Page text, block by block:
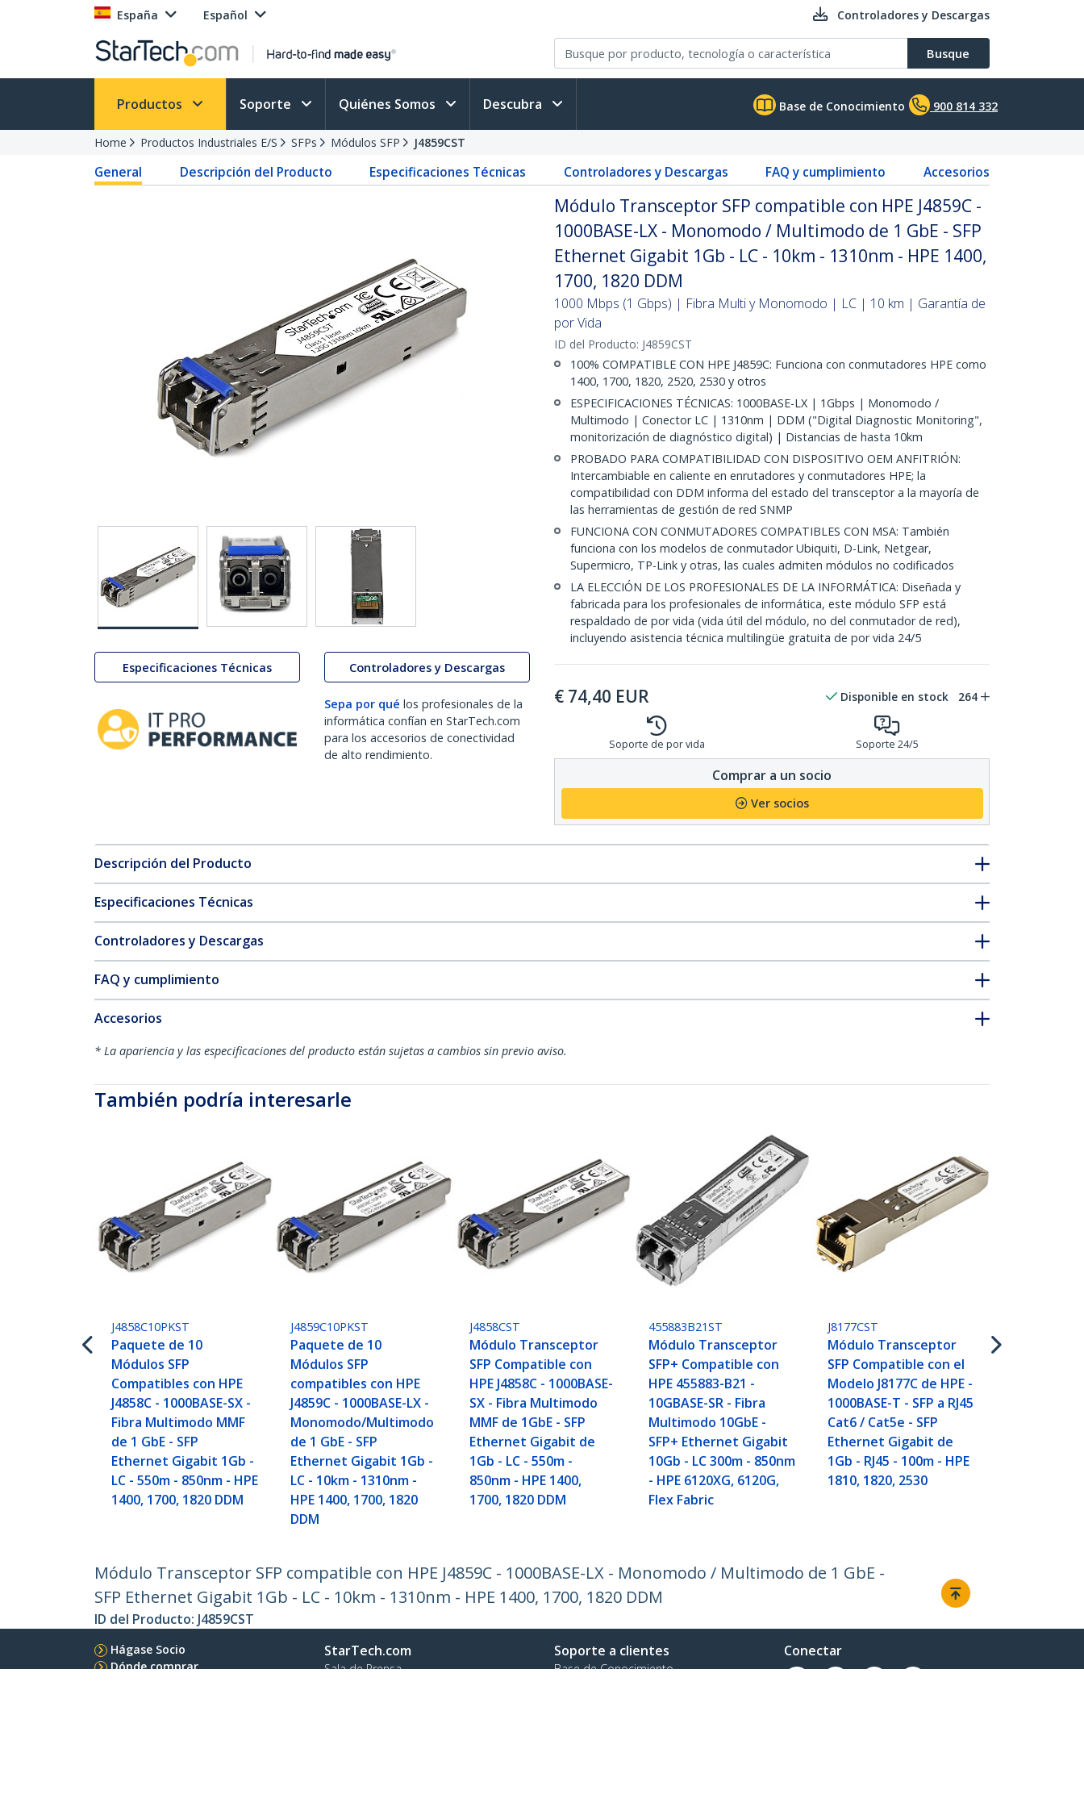
España Español Controladores y Descargas
Busque
Productos Soporte Quiénes Somos Descubra Base de Conocimiento 900 814 332
Home Productos Industriales E/S SFPs Módulos SFP J4859CST
General Descripción del Producto Especificaciones Técnicas Controladores y Descargas FAQ y cumplimiento Accesorios
Especificaciones Técnicas Controladores y Descargas
Sepa por qué los profesionales de la
informática confían en StarTech.com
para los accesorios de conectividad
de alto rendimiento.
Módulo Transceptor SFP compatible con HPE J4859C -
1000BASE-LX - Monomodo / Multimodo de 1 GbE - SFP
Ethernet Gigabit 1Gb - LC - 10km - 1310nm - HPE 1400,
1700, 1820 DDM
1000 Mbps (1 Gbps) | Fibra Multi y Monomodo | LC | 10 km | Garantía de
por Vida
ID del Producto: J4859CST
100% COMPATIBLE CON HPE J4859C: Funciona con conmutadores HPE como
1400, 1700, 1820, 2520, 2530 y otros
ESPECIFICACIONES TÉCNICAS: 1000BASE-LX | 1Gbps | Monomodo /
Multimodo | Conector LC | 1310nm | DDM ("Digital Diagnostic Monitoring",
monitorización de diagnóstico digital) | Distancias de hasta 10km
PROBADO PARA COMPATIBILIDAD CON DISPOSITIVO OEM ANFITRIÓN:
Intercambiable en caliente en enrutadores y conmutadores HPE; la
compatibilidad con DDM informa del estado del transceptor a la mayoría de
las herramientas de gestión de red SNMP
FUNCIONA CON CONMUTADORES COMPATIBLES CON MSA: También
funciona con los modelos de conmutador Ubiquiti, D-Link, Netgear,
Supermicro, TP-Link y otras, las cuales admiten módulos no codificados
LA ELECCIÓN DE LOS PROFESIONALES DE LA INFORMÁTICA: Diseñada y
fabricada para los profesionales de informática, este módulo SFP está
respaldado de por vida (vida útil del módulo, no del conmutador de red),
incluyendo asistencia técnica multilingüe gratuita de por vida 24/5
€ 74,40 EUR Disponible en stock 264
Soporte de por vida Soporte 24/5
Comprar a un socio
Ver socios
Descripción del Producto
Especificaciones Técnicas
Controladores y Descargas
FAQ y cumplimiento
Accesorios
* La apariencia y las especificaciones del producto están sujetas a cambios sin previo aviso.
También podría interesarle
J4858C10PKST
Paquete de 10
Módulos SFP
Compatibles con HPE
J4858C - 1000BASE-SX -
Fibra Multimodo MMF
de 1 GbE - SFP
Ethernet Gigabit 1Gb -
LC - 550m - 850nm - HPE
1400, 1700, 1820 DDM
J4859C10PKST
Paquete de 10
Módulos SFP
compatibles con HPE
J4859C - 1000BASE-LX -
Monomodo/Multimodo
de 1 GbE - SFP
Ethernet Gigabit 1Gb -
LC - 10km - 1310nm -
HPE 1400, 1700, 1820
DDM
J4858CST
Módulo Transceptor
SFP Compatible con
HPE J4858C - 1000BASE-
SX - Fibra Multimodo
MMF de 1GbE - SFP
Ethernet Gigabit de
1Gb - LC - 550m -
850nm - HPE 1400,
1700, 1820 DDM
455883B21ST
Módulo Transceptor
SFP+ Compatible con
HPE 455883-B21 -
10GBASE-SR - Fibra
Multimodo 10GbE -
SFP+ Ethernet Gigabit
10Gb - LC 300m - 850nm
- HPE 6120XG, 6120G,
Flex Fabric
J8177CST
Módulo Transceptor
SFP Compatible con el
Modelo J8177C de HPE -
1000BASE-T - SFP a RJ45
Cat6 / Cat5e - SFP
Ethernet Gigabit de
1Gb - RJ45 - 100m - HPE
1810, 1820, 2530
Módulo Transceptor SFP compatible con HPE J4859C - 1000BASE-LX - Monomodo / Multimodo de 1 GbE -
SFP Ethernet Gigabit 1Gb - LC - 10km - 1310nm - HPE 1400, 1700, 1820 DDM
ID del Producto: J4859CST
Hágase Socio
Dónde comprar
StarTech.com
Sala de Prensa
Soporte a clientes
Base de Conocimiento
Conectar